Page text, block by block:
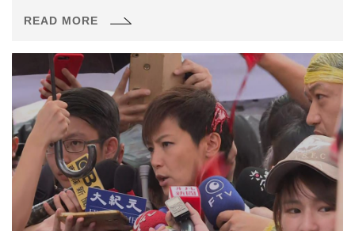
罪」。經高雄簡易庭審理後，父親被依傷害罪判處拘役35
但由於他們所犯的是「傷害直系血親尊親屬罪」，為最高
刑度超過5年的重罪，所以無法易科罰金。 就新聞所述的內
容，分明是父親不對在先，結果保護母親的兩位兒子卻反
而要坐牢，這種規定合理嗎？刑法還有其他類似的規定
嗎？
READ MORE